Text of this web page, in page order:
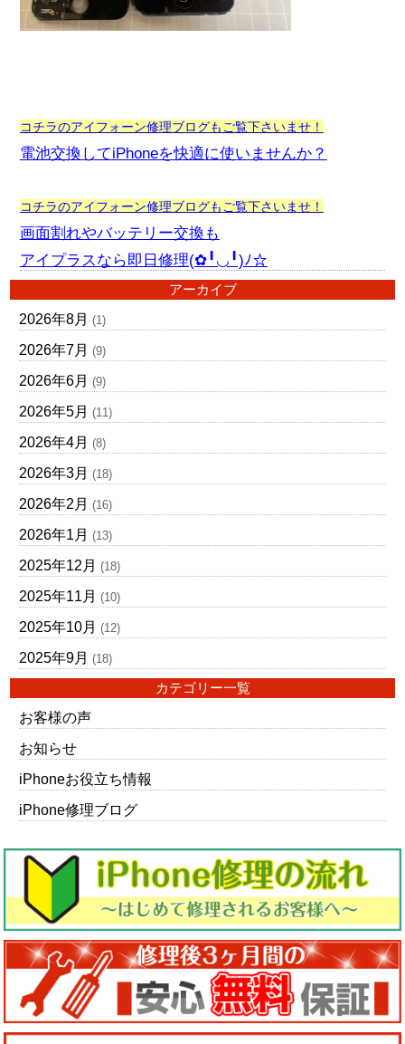
コチラのアイフォーン修理ブログもご覧下さいませ！
電池交換してiPhoneを快適に使いませんか？
コチラのアイフォーン修理ブログもご覧下さいませ！
画面割れやバッテリー交換も
アイプラスなら即日修理(✿╹◡╹)ﾉ☆
アーカイブ
2026年8月 (1)
2026年7月 (9)
2026年6月 (9)
2026年5月 (11)
2026年4月 (8)
2026年3月 (18)
2026年2月 (16)
2026年1月 (13)
2025年12月 (18)
2025年11月 (10)
2025年10月 (12)
2025年9月 (18)
カテゴリー一覧
お客様の声
お知らせ
iPhoneお役立ち情報
iPhone修理ブログ